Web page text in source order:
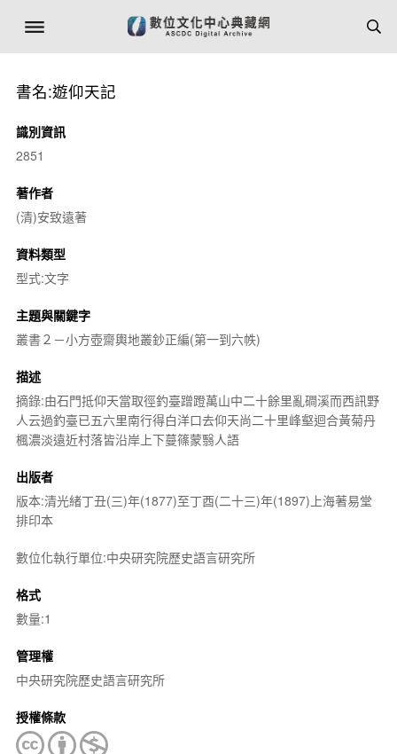
書名:遊仰天記
識別資訊
2851
著作者
(清)安致遠著
資料類型
型式:文字
主題與關鍵字
叢書２－小方壺齋輿地叢鈔正編(第一到六帙)
描述
摘錄:由石門抵仰天當取徑釣臺蹭蹬萬山中二十餘里亂磵溪而西訊野
人云過釣臺已五六里南行得白洋口去仰天尚二十里峰壑迴合黃菊丹
楓濃淡遠近村落皆沿岸上下蔓篠蒙翳人語
出版者
版本:清光緒丁丑(三)年(1877)至丁酉(二十三)年(1897)上海著易堂
排印本
數位化執行單位:中央研究院歷史語言研究所
格式
數量:1
管理權
中央研究院歷史語言研究所
授權條款